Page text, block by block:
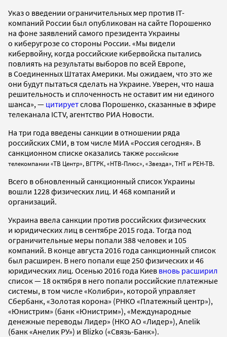
Указ о введении ограничительных мер против IT-
компаний России был опубликован на сайте Порошенко
на фоне заявлений самого президента Украины
о киберугрозе со стороны России. «Мы видели
кибервойну, когда российские кибервойска пытались
повлиять на результаты выборов по всей Европе,
в Соединенных Штатах Америки. Мы ожидаем, что это же
они будут пытаться сделать на Украине. Уверен, что наша
решительность и сплоченность не оставит им ни единого
шанса», — цитируетслова Порошенко, сказанные в эфире
телеканала ICTV, агентство РИА Новости.
На три года введены санкции в отношении ряда
российских СМИ, в том числе МИА «Россия сегодня». В
санкционном списке оказались также российские
телекомпании «ТВ Центр», ВГТРК, «НТВ-Плюс», «Звезда», ТНТ и РЕН-ТВ.
Всего в обновленный санкционный список Украины
вошли 1228 физических лиц. И 468 компаний и
организаций.
Украина ввела санкции против российских физических
и юридических лиц в сентябре 2015 года. Тогда под
ограничительные меры попали 388 человек и 105
компаний. В конце августа 2016 года санкционный список
был расширен. В него попали еще 250 физических и 46
юридических лиц. Осенью 2016 года Киев вновь расширил
список — 18 октября в него попали российские платежные
системы, в том числе «Колибри», которой управляет
Сбербанк, «Золотая корона» (РНКО «Платежный центр»),
«Юнистрим» (банк «Юнистрим»), «Международные
денежные переводы Лидер» (НКО АО «Лидер»), Anelik
(банк «Анелик РУ») и Blizko («Связь-Банк»).